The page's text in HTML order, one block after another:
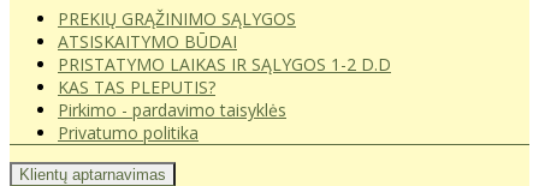
PREKIŲ GRĄŽINIMO SĄLYGOS
ATSISKAITYMO BŪDAI
PRISTATYMO LAIKAS IR SĄLYGOS 1-2 D.D
KAS TAS PLEPUTIS?
Pirkimo - pardavimo taisyklės
Privatumo politika
Klientų aptarnavimas